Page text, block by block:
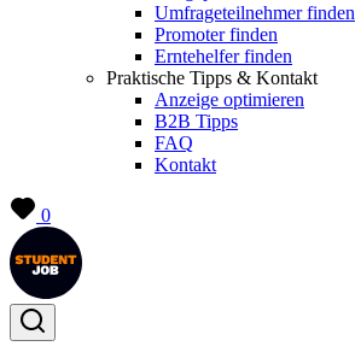
Umfrageteilnehmer finden
Promoter finden
Erntehelfer finden
Praktische Tipps & Kontakt
Anzeige optimieren
B2B Tipps
FAQ
Kontakt
0